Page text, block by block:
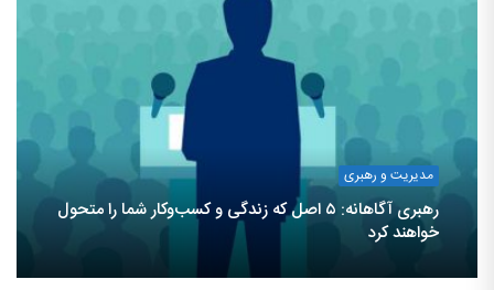
مدیریت و رهبری
رهبری آگاهانه: ۵ اصل که زندگی و کسب‌وکار شما را متحول
خواهند کرد